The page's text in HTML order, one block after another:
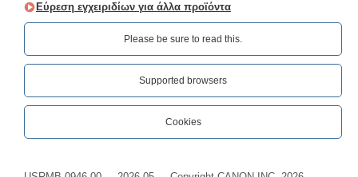
Εύρεση εγχειριδίων για άλλα προϊόντα
Please be sure to read this.‎
Supported browsers
Cookies